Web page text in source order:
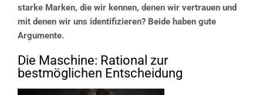
starke Marken, die wir kennen, denen wir vertrauen und
mit denen wir uns identifizieren? Beide haben gute
Argumente.
Die Maschine: Rational zur
bestmöglichen Entscheidung